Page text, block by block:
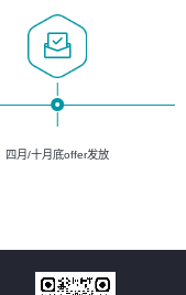
四月/十月底offer发放